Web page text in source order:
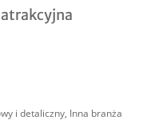
i detaliczny, Inna branża